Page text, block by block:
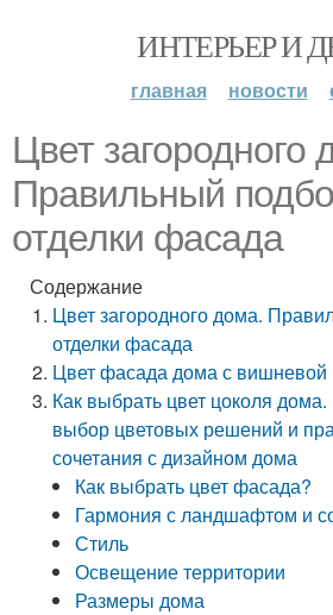
ИНТЕРЬЕР И
главная новости
Цвет загородного
Правильный
отделки фасада
Содержание
Цвет загородного дома.
отделки фасада
Цвет фасада дома с
Как выбрать цвет цоколя
выбор цветовых решений и
сочетания с дизайном дома
Как выбрать цвет фасада?
Гармония с ландшафтом и
Стиль
Освещение территории
Размеры дома